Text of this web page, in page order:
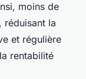
moins de
réduisant la
et régulière
rentabilité